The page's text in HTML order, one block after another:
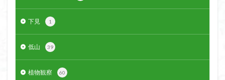
下見 1
低山 39
植物観察 60